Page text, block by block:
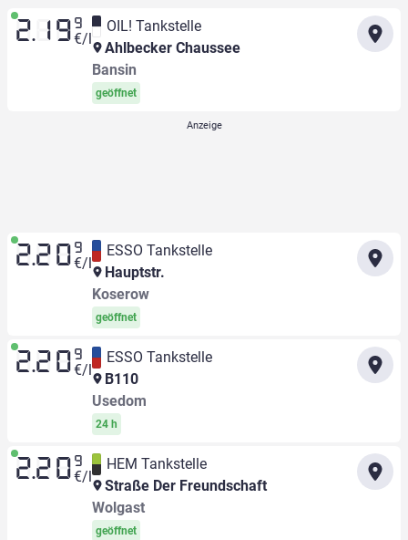
2.19 9
€/l
OIL! Tankstelle
Ahlbecker Chaussee
Bansin
geöffnet
2.20 9
€/l
ESSO Tankstelle
Hauptstr.
Koserow
geöffnet
2.20 9
€/l
ESSO Tankstelle
B110
Usedom
24 h
2.20 9
€/l
HEM Tankstelle
Straße Der Freundschaft
Wolgast
geöffnet